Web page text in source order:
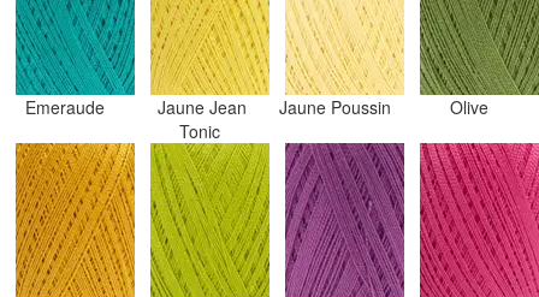
Emeraude
Jaune Jean
Tonic
Jaune Poussin Olive